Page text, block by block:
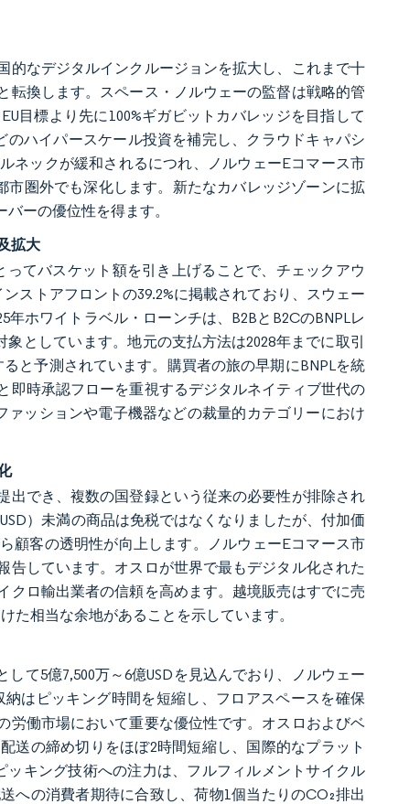
的なデジタルインクルージョンを拡大し、これまで十
換します。スペース・ノルウェーの監督は戦略的管
目標より先に100%ギガビットカバレッジを目指して
のハイパースケール投資を補完し、クラウドキャパシ
ネックが緩和されるにつれ、ノルウェーEコマース市
市圏外でも深化します。新たなカバレッジゾーンに拡
ーの優位性を得ます。
拡大
てバスケット額を引き上げることで、チェックアウ
ストアフロントの39.2%に掲載されており、スウェー
ホワイトラベル・ローンチは、B2BとB2CのBNPLレ
象としています。地元の支払方法は2028年までに取引
と予測されています。購買者の旅の早期にBNPLを統
即時承認フローを重視するデジタルネイティブ世代の
ッションや電子機器などの裁量的カテゴリーにおけ
出でき、複数の国登録という従来の必要性が排除され
）未満の商品は免税ではなくなりましたが、付加価
顧客の透明性が向上します。ノルウェーEコマース市
しています。オスロが世界で最もデジタル化された
ロ輸出業者の信頼を高めます。越境販売はすでに売
た相当な余地があることを示しています。
て5億7,500万～6億USDを見込んでおり、ノルウェー
納はピッキング時間を短縮し、フロアスペースを確保
労働市場において重要な優位性です。オスロおよびベ
送の締め切りをほぼ2時間短縮し、国際的なプラット
キング技術への注力は、フルフィルメントサイクル
への消費者期待に合致し、荷物1個当たりのCO₂排出